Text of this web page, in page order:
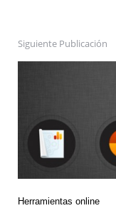
Siguiente Publicación
Herramientas online